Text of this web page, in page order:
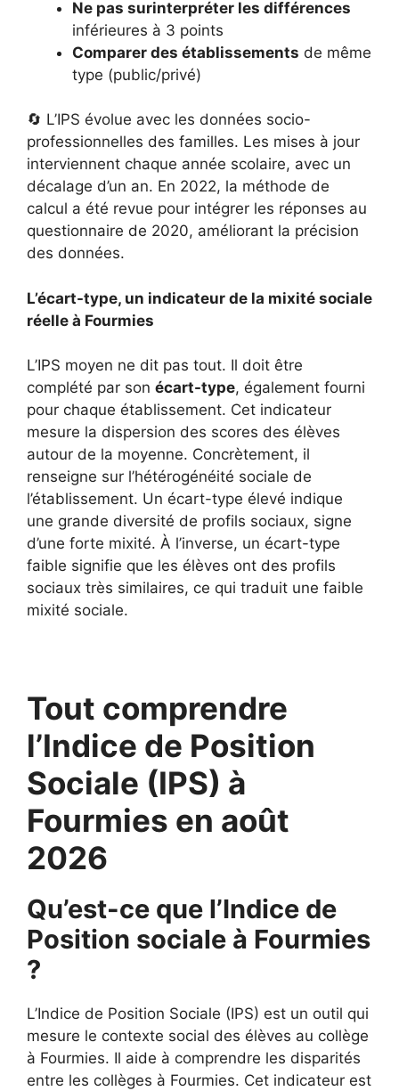
Ne pas surinterpréter les différences
inférieures à 3 points
Comparer des établissements de même
type (public/privé)
🔄 L’IPS évolue avec les données socio-
professionnelles des familles. Les mises à jour
interviennent chaque année scolaire, avec un
décalage d’un an. En 2022, la méthode de
calcul a été revue pour intégrer les réponses au
questionnaire de 2020, améliorant la précision
des données.
L’écart-type, un indicateur de la mixité sociale
réelle à Fourmies
L’IPS moyen ne dit pas tout. Il doit être
complété par son écart-type, également fourni
pour chaque établissement. Cet indicateur
mesure la dispersion des scores des élèves
autour de la moyenne. Concrètement, il
renseigne sur l’hétérogénéité sociale de
l’établissement. Un écart-type élevé indique
une grande diversité de profils sociaux, signe
d’une forte mixité. À l’inverse, un écart-type
faible signifie que les élèves ont des profils
sociaux très similaires, ce qui traduit une faible
mixité sociale.
Tout comprendre
l’Indice de Position
Sociale (IPS) à
Fourmies en août
2026
Qu’est-ce que l’Indice de
Position sociale à Fourmies
?
L’Indice de Position Sociale (IPS) est un outil qui
mesure le contexte social des élèves au collège
à Fourmies. Il aide à comprendre les disparités
entre les collèges à Fourmies. Cet indicateur est